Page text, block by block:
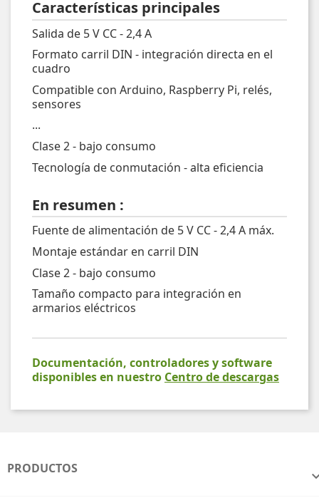
Características principales
Salida de 5 V CC - 2,4 A
Formato carril DIN - integración directa en el
cuadro
Compatible con Arduino, Raspberry Pi, relés,
sensores
...
Clase 2 - bajo consumo
Tecnología de conmutación - alta eficiencia
En resumen :
Fuente de alimentación de 5 V CC - 2,4 A máx.
Montaje estándar en carril DIN
Clase 2 - bajo consumo
Tamaño compacto para integración en
armarios eléctricos
Documentación, controladores y software
disponibles en nuestro Centro de descargas
PRODUCTOS